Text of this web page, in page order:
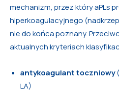
mechanizm, przez który aPLs
hiperkoagulacyjnego
nie do końca poznany.
aktualnych kryteriach
antykoagulant toczniowy
LA)